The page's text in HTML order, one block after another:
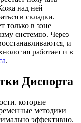
над ней
в складки.
только в зоне
системно. Через
и
работает и в
.
Диспорта
которые
методики
эффективно.